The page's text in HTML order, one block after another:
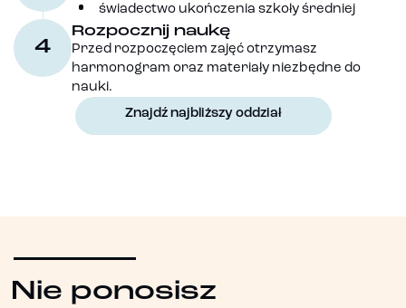
świadectwo ukończenia szkoły średniej
4
Rozpocznij naukę
Przed rozpoczęciem zajęć otrzymasz
harmonogram oraz materiały niezbędne do
nauki.
Znajdź najbliższy oddział
Nie ponosisz